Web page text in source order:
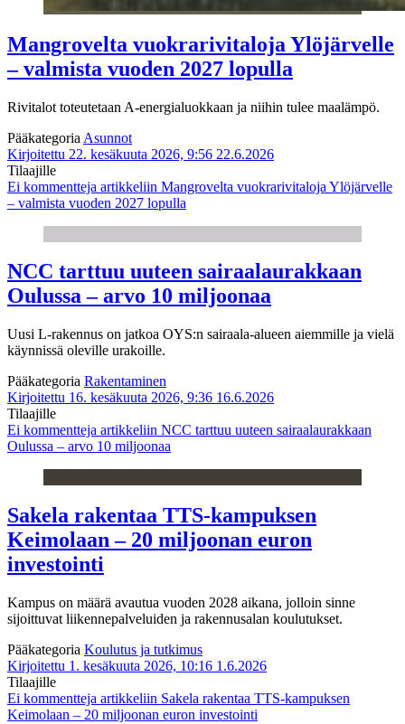
Mangrovelta vuokrarivitaloja Ylöjärvelle
– valmista vuoden 2027 lopulla
Rivitalot toteutetaan A-energialuokkaan ja niihin tulee maalämpö.
Pääkategoria Asunnot
Kirjoitettu 22. kesäkuuta 2026, 9:56 22.6.2026
Tilaajille
Ei kommentteja artikkeliin Mangrovelta vuokrarivitaloja Ylöjärvelle
– valmista vuoden 2027 lopulla
NCC tarttuu uuteen sairaalaurakkaan
Oulussa – arvo 10 miljoonaa
Uusi L-rakennus on jatkoa OYS:n sairaala-alueen aiemmille ja vielä
käynnissä oleville urakoille.
Pääkategoria Rakentaminen
Kirjoitettu 16. kesäkuuta 2026, 9:36 16.6.2026
Tilaajille
Ei kommentteja artikkeliin NCC tarttuu uuteen sairaalaurakkaan
Oulussa – arvo 10 miljoonaa
Sakela rakentaa TTS-kampuksen
Keimolaan – 20 miljoonan euron
investointi
Kampus on määrä avautua vuoden 2028 aikana, jolloin sinne
sijoittuvat liikennepalveluiden ja rakennusalan koulutukset.
Pääkategoria Koulutus ja tutkimus
Kirjoitettu 1. kesäkuuta 2026, 10:16 1.6.2026
Tilaajille
Ei kommentteja artikkeliin Sakela rakentaa TTS-kampuksen
Keimolaan – 20 miljoonan euron investointi